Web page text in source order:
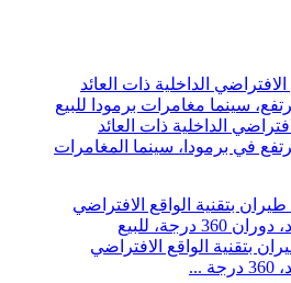
الداخلية ذات العائد
في برمودا، سينما المغامرات
بتقنية الواقع الافتراضي